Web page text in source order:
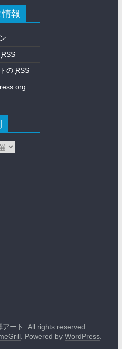
報
RSS
の RSS
アート . All rights reserved.
. Powered byWordPress.